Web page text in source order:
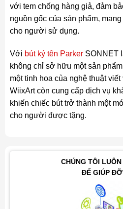
với tem chống hàng giả, đảm
nguồn gốc của sản phẩm,
cho người sử dụng.
Với bút ký tên ParkerSONNET
không chỉ sở hữu một sản
một tinh hoa của nghệ thuật
WiixArt còn cung cấp dịch vụ
khiến chiếc bút trở thành một
cho người được tặng.
CHÚNG TÔI
ĐỂ GIÚP